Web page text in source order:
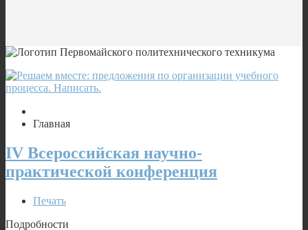
Главная
IV Всероссийская научно-
практической конференция
Печать
Подробности